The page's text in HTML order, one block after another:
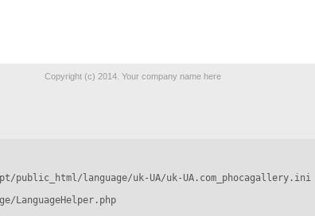
Copyright (c) 2014. Your company name here
public_html/language/uk-UA/uk-UA.com_phocagallery.ini
LanguageHelper.php